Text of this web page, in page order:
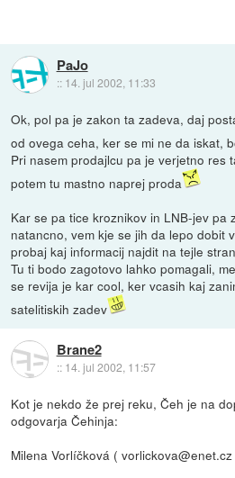
PaJo
:: 14. jul 2002, 11:33
Ok, pol pa je zakon ta zadeva, daj
od ovega ceha, ker se mi ne da iskat,
Pri nasem prodajlcu pa je verjetno res
potem tu mastno naprej proda
Kar se pa tice kroznikov in LNB-jev pa
natancno, vem kje se jih da lepo dobit
probaj kaj informacij najdit na tejle
Tu ti bodo zagotovo lahko pomagali,
se revija je kar cool, ker vcasih kaj
satelitiskih zadev
Brane2
:: 14. jul 2002, 11:57
Kot je nekdo že prej reku, Čeh je na
odgovarja Čehinja:
Milena Vorlíčková ( vorlickova@enet.cz